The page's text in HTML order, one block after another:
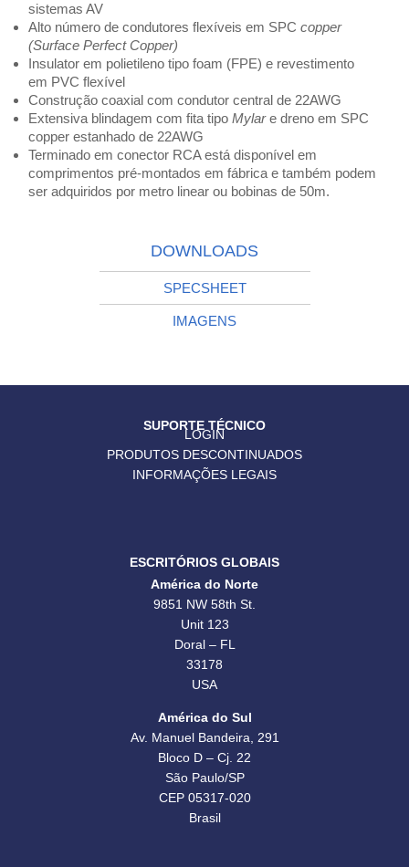
sistemas AV
Alto número de condutores flexíveis em SPC copper
(Surface Perfect Copper)
Insulator em polietileno tipo foam (FPE) e revestimento
em PVC flexível
Construção coaxial com condutor central de 22AWG
Extensiva blindagem com fita tipo Mylare dreno em SPC
copper estanhado de 22AWG
Terminado em conector RCA está disponível em
comprimentos pré-montados em fábrica e também podem
ser adquiridos por metro linear ou bobinas de 50m.
DOWNLOADS
SPECSHEET
IMAGENS
SUPORTE TÉCNICO
LOGIN
PRODUTOS DESCONTINUADOS
INFORMAÇÕES LEGAIS
ESCRITÓRIOS GLOBAIS
América do Norte
9851 NW 58th St.
Unit 123
Doral – FL
33178
USA
América do Sul
Av. Manuel Bandeira, 291
Bloco D – Cj. 22
São Paulo/SP
CEP 05317-020
Brasil